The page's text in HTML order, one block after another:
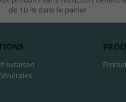
de 10 % dans le panier
livraison